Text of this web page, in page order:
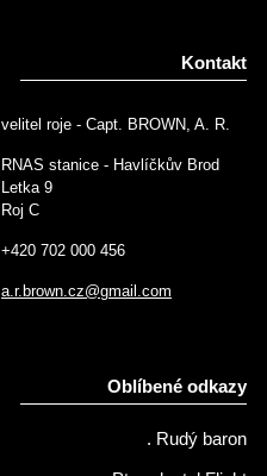
Kontakt
velitel roje - Capt. BROWN, A. R.
RNAS stanice - Havlíčkův Brod
Letka 9
Roj C
+420 702 000 456
a.r.brown.cz@gmail.com
Oblíbené odkazy
. Rudý baron